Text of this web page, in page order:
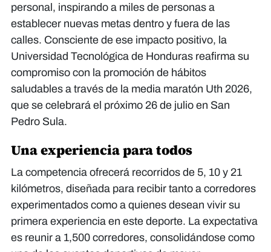
personal, inspirando a miles de personas a
establecer nuevas metas dentro y fuera de las
calles. Consciente de ese impacto positivo, la
Universidad Tecnológica de Honduras reafirma su
compromiso con la promoción de hábitos
saludables a través de la media maratón Uth 2026,
que se celebrará el próximo 26 de julio en San
Pedro Sula.
Una experiencia para todos
La competencia ofrecerá recorridos de 5, 10 y 21
kilómetros, diseñada para recibir tanto a corredores
experimentados como a quienes desean vivir su
primera experiencia en este deporte. La expectativa
es reunir a 1,500 corredores, consolidándose como